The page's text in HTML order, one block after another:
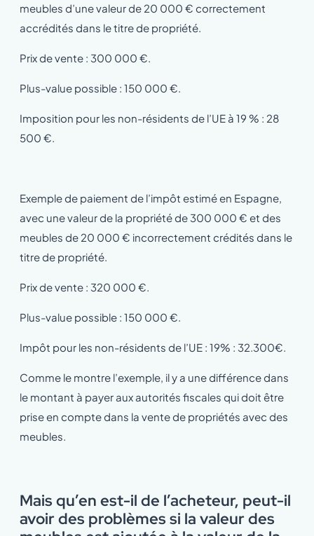
meubles d’une valeur de 20 000 € correctement
accrédités dans le titre de propriété.
Prix de vente : 300 000 €.
Plus-value possible : 150 000 €.
Imposition pour les non-résidents de l’UE à 19 % : 28
500 €.
Exemple de paiement de l’impôt estimé en Espagne,
avec une valeur de la propriété de 300 000 € et des
meubles de 20 000 € incorrectement crédités dans le
titre de propriété.
Prix de vente : 320 000 €.
Plus-value possible : 150 000 €.
Impôt pour les non-résidents de l’UE : 19% : 32.300€.
Comme le montre l’exemple, il y a une différence dans
le montant à payer aux autorités fiscales qui doit être
prise en compte dans la vente de propriétés avec des
meubles.
Mais qu’en est-il de l’acheteur, peut-il
avoir des problèmes si la valeur des